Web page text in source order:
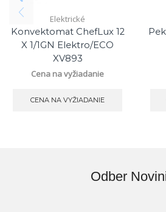
Elektrické
Konvektomat ChefLux 12
X 1/1GN Elektro/ECO
XV893
Cena na vyžiadanie
CENA NA VYŽIADANIE
Odber